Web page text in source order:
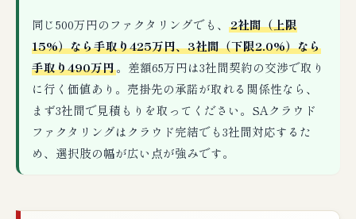
同じ500万円のファクタリングでも、 2社間（上限
15%）なら手取り425万円、3社間（下限2.0%）なら
手取り490万円。差額65万円は3社間契約の交渉で取り
に行く価値あり。売掛先の承諾が取れる関係性なら、
まず3社間で見積もりを取ってください。SAクラウド
ファクタリングはクラウド完結でも3社間対応するた
め、選択肢の幅が広い点が強みです。